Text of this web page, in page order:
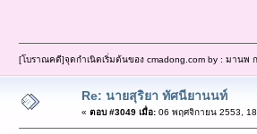
[โบราณคดี]จุดกำเนิดเริ่มต้นของ cmadong.com by : มานพ
Re: นายสุริยา ทัศนียานนท์
« ตอบ #3049 เมื่อ:06 พฤศจิกายน 2553,